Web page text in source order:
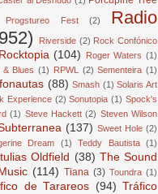
Progstureo Fest (2)
Radio
Riverside (2) Rock Confónico
Rocktopia (104) Roger Waters (1)
& Blues (1) RPWL (2) Sementeira (1)
(88) Smash (1) Solaris Art
Experience (2) Sonutopia (1) Spock's
(1) Steve Hackett (2) Steven Wilson
(137) Sweet Hole (2)
Dream
(1) Teddy Bautista (1)
Oldfield (38) The Sound
(114) Tiana (3) Toundra (1)
de Tarareos (94) Tráfico